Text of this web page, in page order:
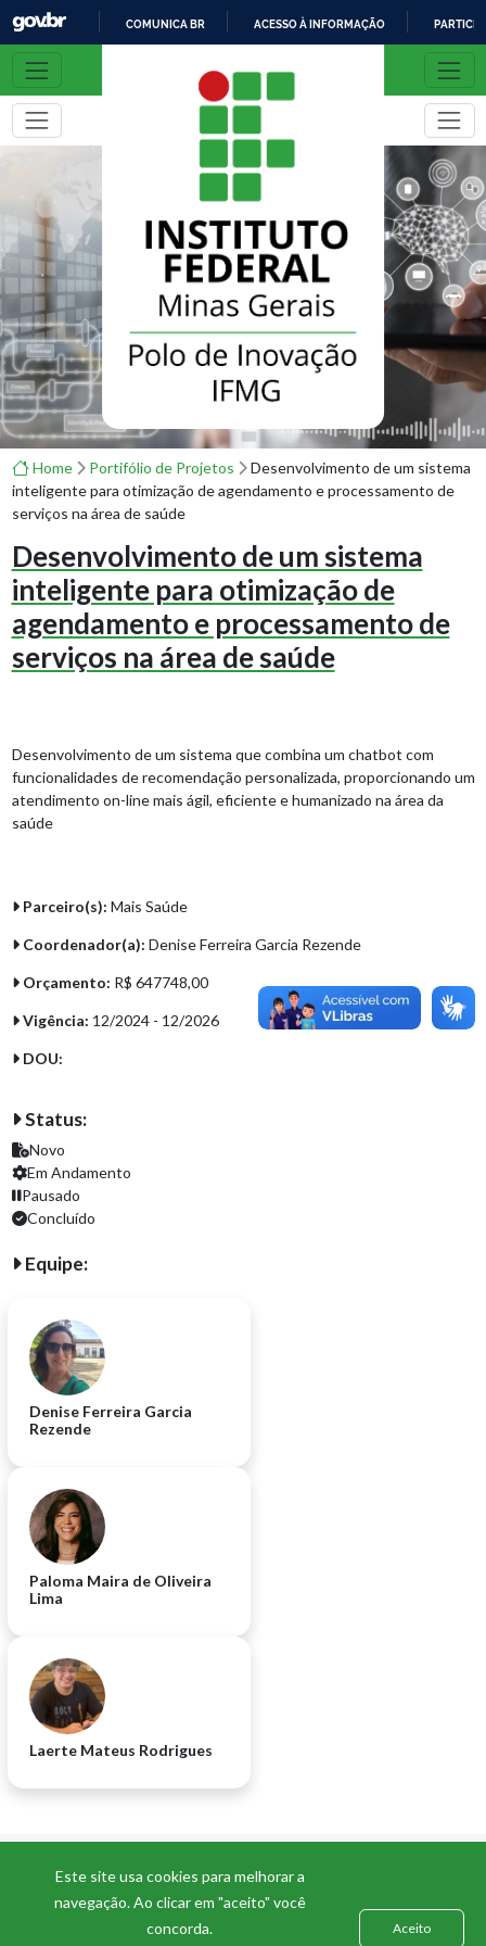
P
A
N
T
E
Ú
D
COMUNICA BR ACESSO À INFORMAÇÃO
Home Portifólio de Projetos
Desenvolvimento de um sistema
inteligente para otimização de agendamento e processamento de
serviços na área de saúde
Desenvolvimento de um sistema
inteligente para otimização de
agendamento e processamento de
serviços na área de saúde
Desenvolvimento de um sistema que combina um chatbot com
funcionalidades de recomendação personalizada, proporcionando um
atendimento on-line mais ágil, eficiente e humanizado na área da
saúde
Parceiro(s): Mais Saúde
Coordenador(a): Denise Ferreira Garcia Rezende
Orçamento: R$ 647748,00
Vigência: 12/2024 - 12/2026
DOU:
Status:
Novo
Em Andamento
Pausado
Concluído
Equipe:
Denise Ferreira Garcia
Rezende
Paloma Maira de Oliveira
Lima
Laerte Mateus Rodrigues
Este site usa cookies para melhorar a
navegação. Ao clicar em "aceito" você
concorda.
Aceito